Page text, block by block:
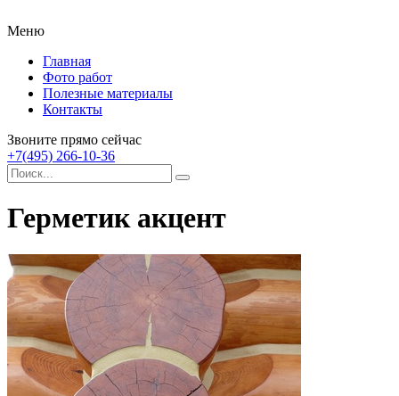
Меню
Главная
Фото работ
Полезные материалы
Контакты
Звоните прямо сейчас
+7(495) 266-10-36
Герметик акцент